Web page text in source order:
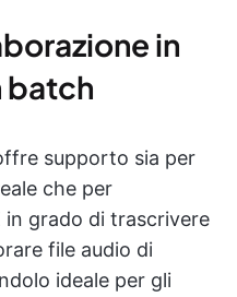
in
batch
supporto sia per
che per
in grado di trascrivere
file audio di
ideale per gli